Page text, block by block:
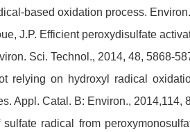
based oxidation process.
J.P. Efficient peroxydisulfate
Sci. Technol., 2014, 48, 5868-
relying on hydroxyl radical
Appl. Catal. B: Environ., 2014,114,
radical from